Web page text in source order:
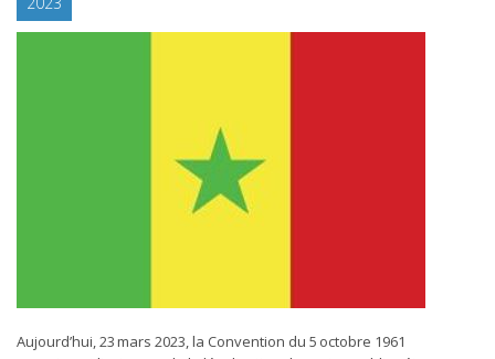
Aujourd’hui, 23 mars 2023, la Convention du 5 octobre 1961